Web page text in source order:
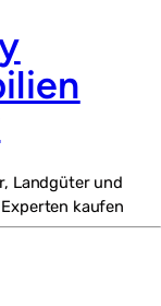
Landgüter und
kaufen